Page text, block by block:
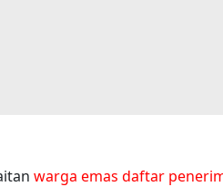
warga emas daftar